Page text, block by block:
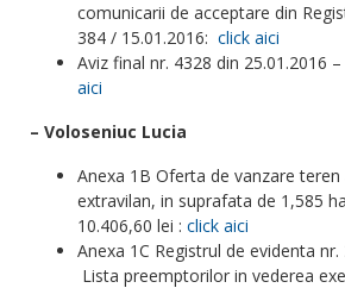
comunicarii de acceptare din
384 / 15.01.2016: click aici
Aviz final nr. 4328 din 25.01.2016
aici
– Voloseniuc Lucia
Anexa 1B Oferta de vanzare
extravilan, in suprafata de 1,585
10.406,60 lei : click aici
Anexa 1C Registrul de evidenta
Lista preemptorilor in vederea